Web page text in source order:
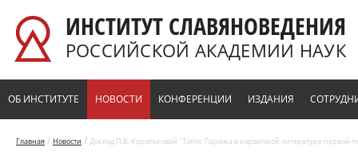
ИНСТИТУТ СЛАВЯНОВЕДЕНИЯ
РОССИЙСКОЙ АКАДЕМИИ НАУК
ОБ ИНСТИТУТЕ НОВОСТИ КОНФЕРЕНЦИИ ИЗДАНИЯ
Главная / Новости / Доклад П.В. Корольковой "Топос Парижа в хорватской литературе первой